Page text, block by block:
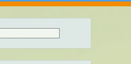
nach: